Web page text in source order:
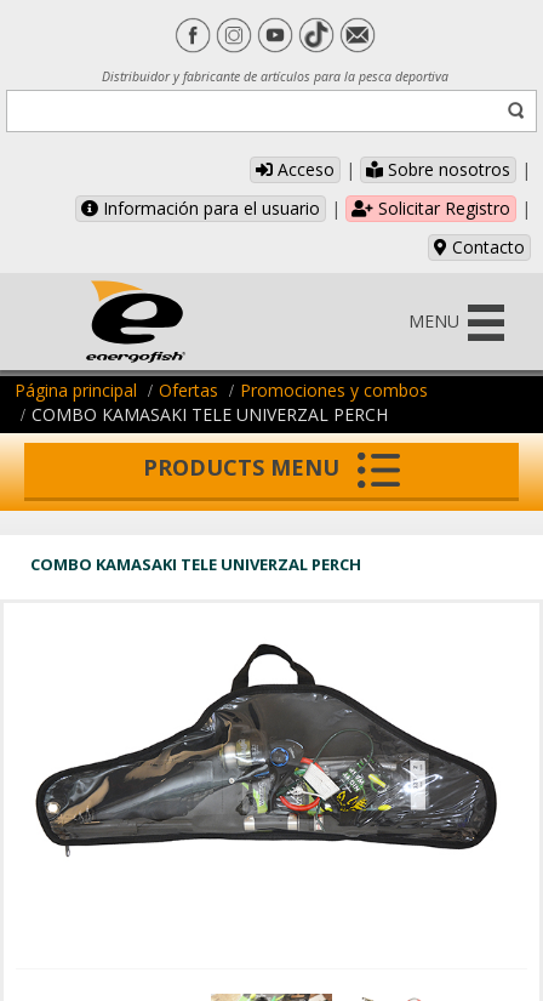
Distribuidor y fabricante de artículos para la pesca deportiva
Acceso | Sobre nosotros
|
Información para el usuario
| Solicitar Registro
|
Contacto
MENU
Página principal Ofertas
Promociones y combos
COMBO KAMASAKI TELE UNIVERZAL PERCH
PRODUCTS MENU
COMBO KAMASAKI TELE UNIVERZAL PERCH